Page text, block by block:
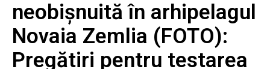
neobișnuită în arhipelagul
Novaia Zemlia (FOTO):
Pregătiri pentru testarea